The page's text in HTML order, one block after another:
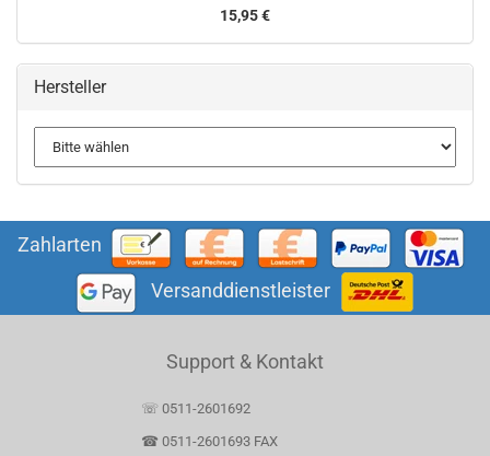
15,95 €
Hersteller
Zahlarten
Versanddienstleister
Support & Kontakt
☏ 0511-2601692
☎ 0511-2601693 FAX